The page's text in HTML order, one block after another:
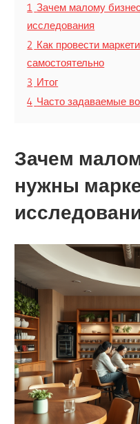
1 Зачем малому
исследования
2 Как провести
самостоятельно
3 Итог
4 Часто задаваемые
Зачем
нужны